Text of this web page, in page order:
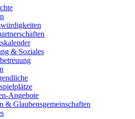
& Soziales
Angebote
& Glaubensgemeinschaften